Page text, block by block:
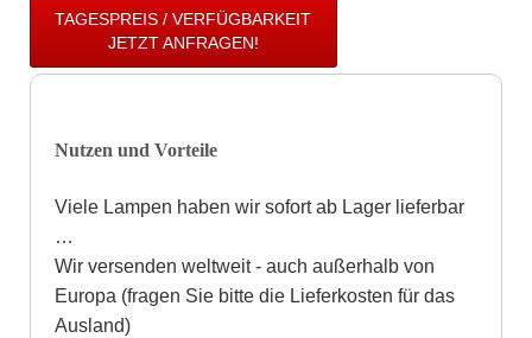
TAGESPREIS / VERFÜGBARKEIT
JETZT ANFRAGEN!
Nutzen und Vorteile
Viele Lampen haben wir sofort ab Lager lieferbar
…
Wir versenden weltweit - auch außerhalb von
Europa (fragen Sie bitte die Lieferkosten für das
Ausland)